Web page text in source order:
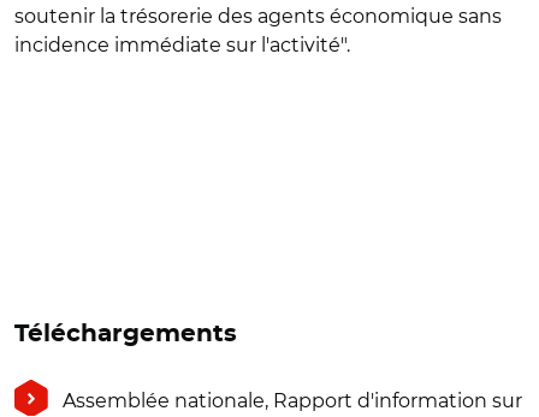
soutenir la trésorerie des agents économique sans
incidence immédiate sur l'activité".
Téléchargements
Assemblée nationale, Rapport d'information sur